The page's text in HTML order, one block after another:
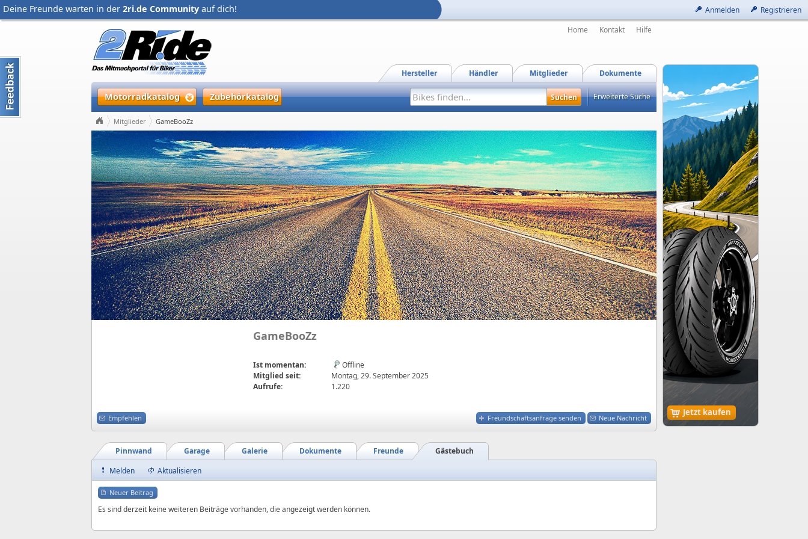
Anmelden Registrieren
Deine Freunde warten in der 2ri.de Community auf dich!
Jetzt kaufen
Home Kontakt Hilfe
Dokumente
Mitglieder
Händler
Hersteller
Motorradkatalog Zubehörkatalog Erweiterte Suche
Mitglieder GameBooZz
GameBooZz
Ist momentan:
Offline
Mitglied seit:
Montag, 29. September 2025
Aufrufe:
1.220
Freundschaftsanfrage senden Neue Nachricht
Empfehlen
Gästebuch
Freunde
Dokumente
Galerie
Garage
Pinnwand
Melden
Aktualisieren
Neuer Beitrag
Es sind derzeit keine weiteren Beiträge vorhanden, die angezeigt werden können.